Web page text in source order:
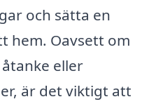
och sätta en
hem. Oavsett om
eller
är det viktigt att